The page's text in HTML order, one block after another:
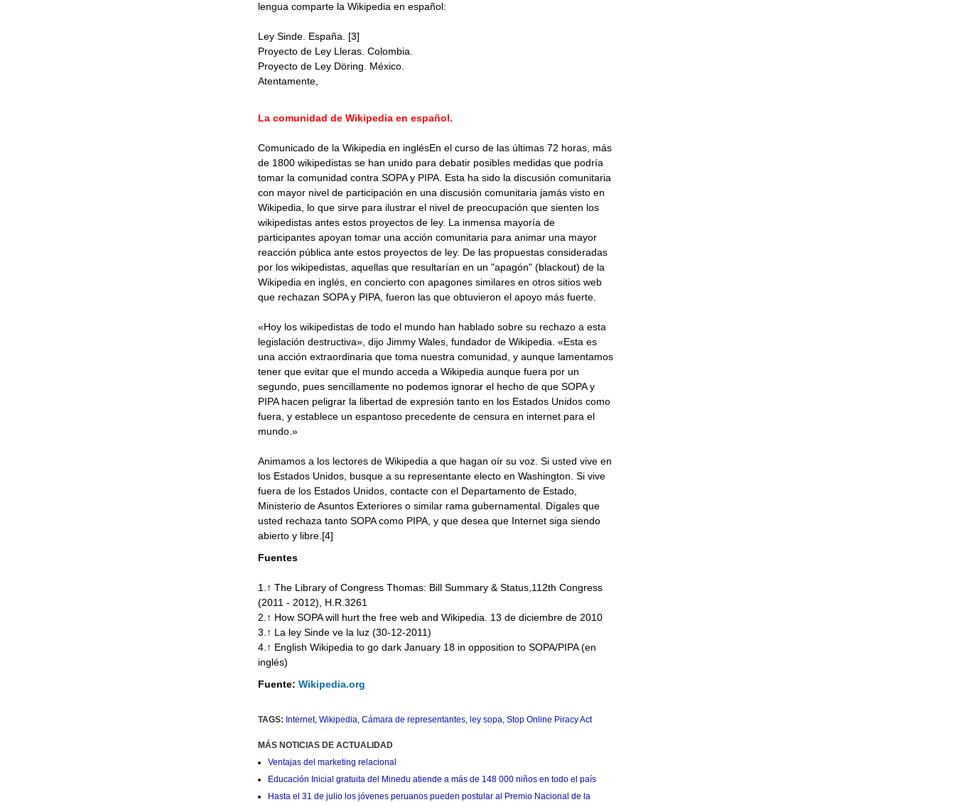
lengua comparte la Wikipedia en español:
Ley Sinde. España. [3]
Proyecto de Ley Lleras. Colombia.
Proyecto de Ley Döring. México.
Atentamente,
La comunidad de Wikipedia en español.
Comunicado de la Wikipedia en inglésEn el curso de las últimas 72 horas, más
de 1800 wikipedistas se han unido para debatir posibles medidas que podría
tomar la comunidad contra SOPA y PIPA. Esta ha sido la discusión comunitaria
con mayor nivel de participación en una discusión comunitaria jamás visto en
Wikipedia, lo que sirve para ilustrar el nivel de preocupación que sienten los
wikipedistas antes estos proyectos de ley. La inmensa mayoría de
participantes apoyan tomar una acción comunitaria para animar una mayor
reacción pública ante estos proyectos de ley. De las propuestas consideradas
por los wikipedistas, aquellas que resultarían en un "apagón" (blackout) de la
Wikipedia en inglés, en concierto con apagones similares en otros sitios web
que rechazan SOPA y PIPA, fueron las que obtuvieron el apoyo más fuerte.
«Hoy los wikipedistas de todo el mundo han hablado sobre su rechazo a esta
legislación destructiva», dijo Jimmy Wales, fundador de Wikipedia. «Esta es
una acción extraordinaria que toma nuestra comunidad, y aunque lamentamos
tener que evitar que el mundo acceda a Wikipedia aunque fuera por un
segundo, pues sencillamente no podemos ignorar el hecho de que SOPA y
PIPA hacen peligrar la libertad de expresión tanto en los Estados Unidos como
fuera, y establece un espantoso precedente de censura en internet para el
mundo.»
Animamos a los lectores de Wikipedia a que hagan oír su voz. Si usted vive en
los Estados Unidos, busque a su representante electo en Washington. Si vive
fuera de los Estados Unidos, contacte con el Departamento de Estado,
Ministerio de Asuntos Exteriores o similar rama gubernamental. Dígales que
usted rechaza tanto SOPA como PIPA, y que desea que Internet siga siendo
abierto y libre.[4]
Fuentes
1.↑ The Library of Congress Thomas: Bill Summary & Status,112th Congress
(2011 - 2012), H.R.3261
2.↑ How SOPA will hurt the free web and Wikipedia. 13 de diciembre de 2010
3.↑ La ley Sinde ve la luz (30-12-2011)
4.↑ English Wikipedia to go dark January 18 in opposition to SOPA/PIPA (en
inglés)
Fuente: Wikipedia.org
TAGS: Internet, Wikipedia, Cámara de representantes, ley sopa, Stop Online Piracy Act
MÁS NOTICIAS DE ACTUALIDAD
Ventajas del marketing relacional
Educación Inicial gratuita del Minedu atiende a más de 148 000 niños en todo el país
Hasta el 31 de julio los jóvenes peruanos pueden postular al Premio Nacional de la